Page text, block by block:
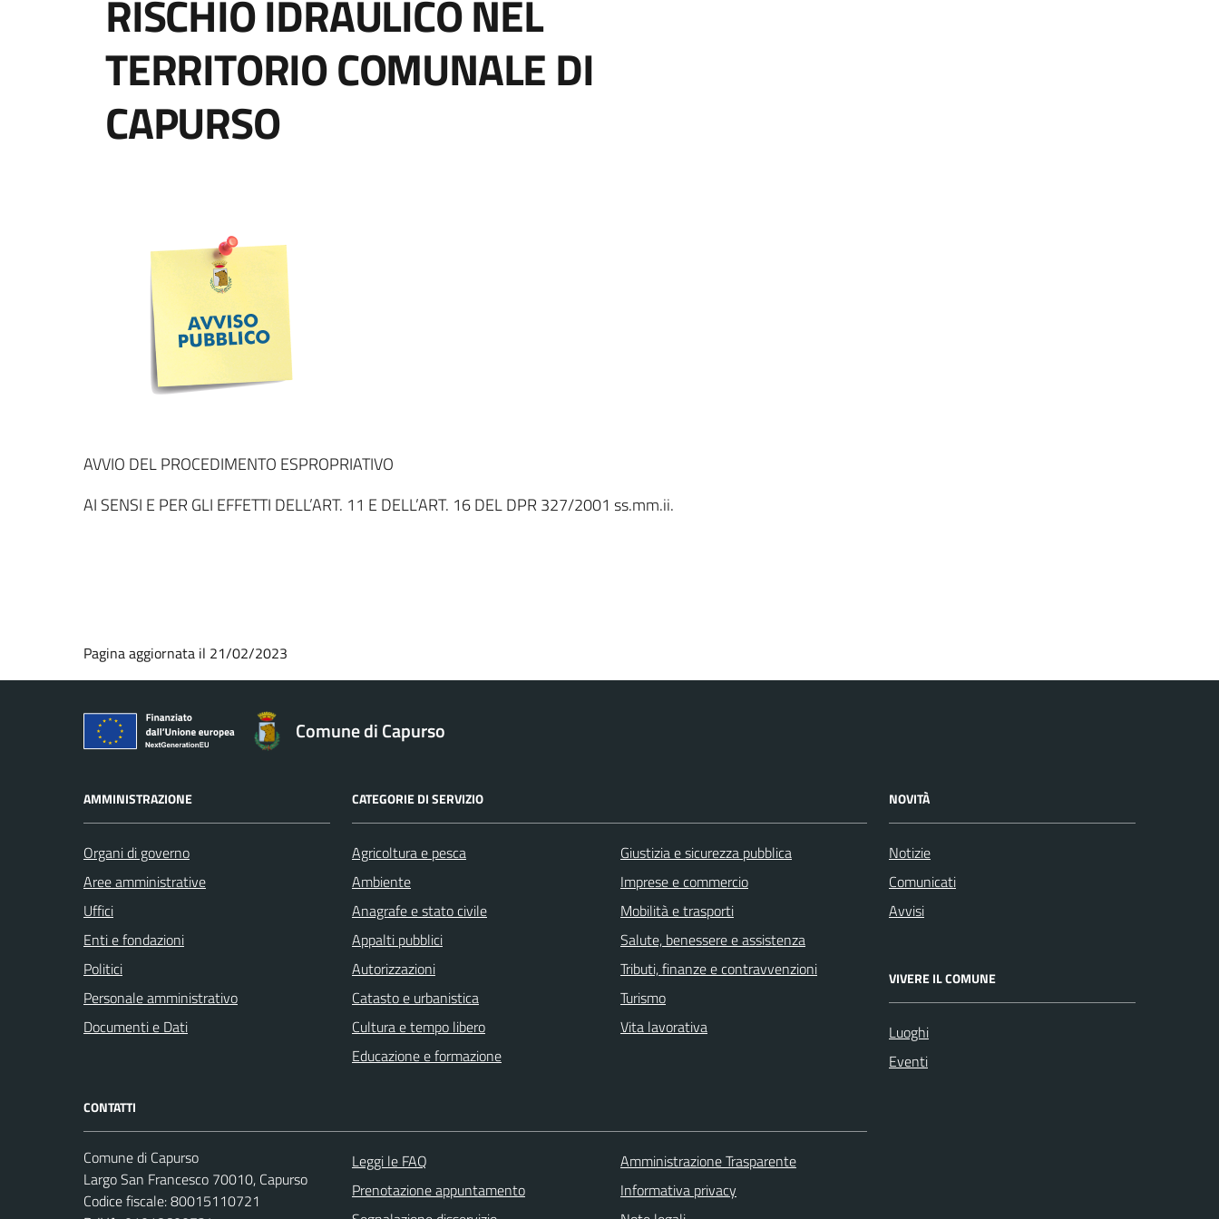
RISCHIO IDRAULICO NEL
TERRITORIO COMUNALE DI
CAPURSO
AVVIO DEL PROCEDIMENTO ESPROPRIATIVO
AI SENSI E PER GLI EFFETTI DELL’ART. 11 E DELL’ART. 16 DEL DPR 327/2001 ss.mm.ii.
Pagina aggiornata il 21/02/2023
Comune di Capurso
AMMINISTRAZIONE
Organi di governo
Aree amministrative
Uffici
Enti e fondazioni
Politici
Personale amministrativo
Documenti e Dati
CATEGORIE DI SERVIZIO
Agricoltura e pesca
Ambiente
Anagrafe e stato civile
Appalti pubblici
Autorizzazioni
Catasto e urbanistica
Cultura e tempo libero
Educazione e formazione
Giustizia e sicurezza pubblica
Imprese e commercio
Mobilità e trasporti
Salute, benessere e assistenza
Tributi, finanze e contravvenzioni
Turismo
Vita lavorativa
NOVITÀ
Notizie
Comunicati
Avvisi
VIVERE IL COMUNE
Luoghi
Eventi
CONTATTI
Comune di Capurso
Largo San Francesco 70010, Capurso
Codice fiscale: 80015110721
Leggi le FAQ
Prenotazione appuntamento
Amministrazione Trasparente
Informativa privacy